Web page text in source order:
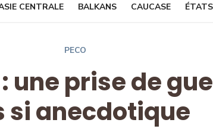
CENTRALE BALKANS CAUCASE
PECO
une prise de
si anecdotique